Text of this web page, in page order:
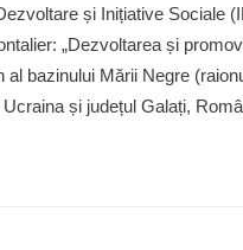
și Inițiative Sociale
„Dezvoltarea și
bazinului Mării Negre
și județul Galați,